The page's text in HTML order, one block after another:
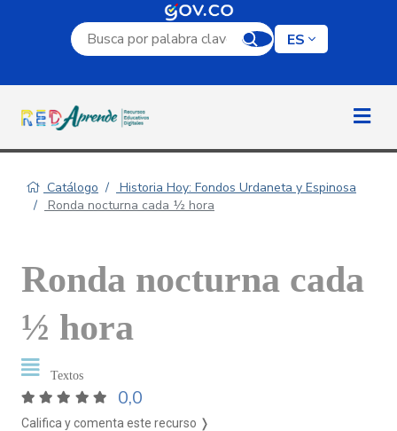
Campo de búsqueda por palabra clave
ES
Catálogo
Historia Hoy: Fondos Urdaneta y Espinosa
Ronda nocturna cada ½ hora
Ronda nocturna cada
½ hora
Textos
0,0
Califica y comenta este recurso ❭